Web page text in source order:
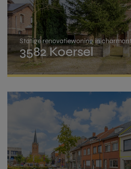
aanspraak maken op een
indien de aankoopprijs van je
dan 220.000
Een volledig overzicht kan je
van de
Statige renovatiewoning in
3582 Koersel